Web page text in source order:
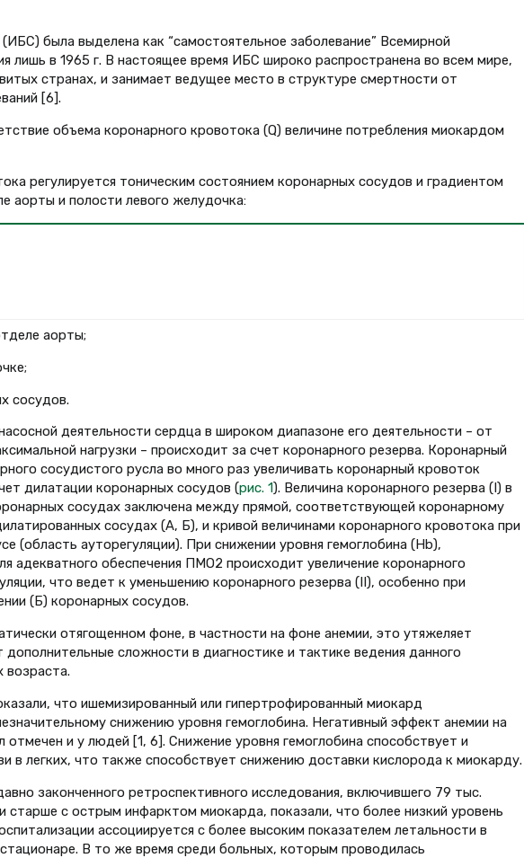
была выделена как “самостоятельное заболевание” Всемирной
лишь в 1965 г. В настоящее время ИБС широко распространена во всем мире,
странах, и занимает ведущее место в структуре смертности от
[6].
объема коронарного кровотока (Q) величине потребления миокардом
регулируется тоническим состоянием коронарных сосудов и градиентом
аорты и полости левого желудочка:
аорты;
сосудов.
деятельности сердца в широком диапазоне его деятельности – от
нагрузки – происходит за счет коронарного резерва. Коронарный
сосудистого русла во много раз увеличивать коронарный кровоток
дилатации коронарных сосудов (рис. 1). Величина коронарного резерва (I) в
сосудах заключена между прямой, соответствующей коронарному
сосудах (А, Б), и кривой величинами коронарного кровотока при
(область ауторегуляции). При снижении уровня гемоглобина (Hb),
адекватного обеспечения ПМО2 происходит увеличение коронарного
что ведет к уменьшению коронарного резерва (II), особенно при
(Б) коронарных сосудов.
отягощенном фоне, в частности на фоне анемии, это утяжеляет
дополнительные сложности в диагностике и тактике ведения данного
возраста.
что ишемизированный или гипертрофированный миокард
снижению уровня гемоглобина. Негативный эффект анемии на
отмечен и у людей [1, 6]. Снижение уровня гемоглобина способствует и
в легких, что также способствует снижению доставки кислорода к миокарду.
законченного ретроспективного исследования, включившего 79 тыс.
старше с острым инфарктом миокарда, показали, что более низкий уровень
ассоциируется с более высоким показателем летальности в
В то же время среди больных, которым проводилась